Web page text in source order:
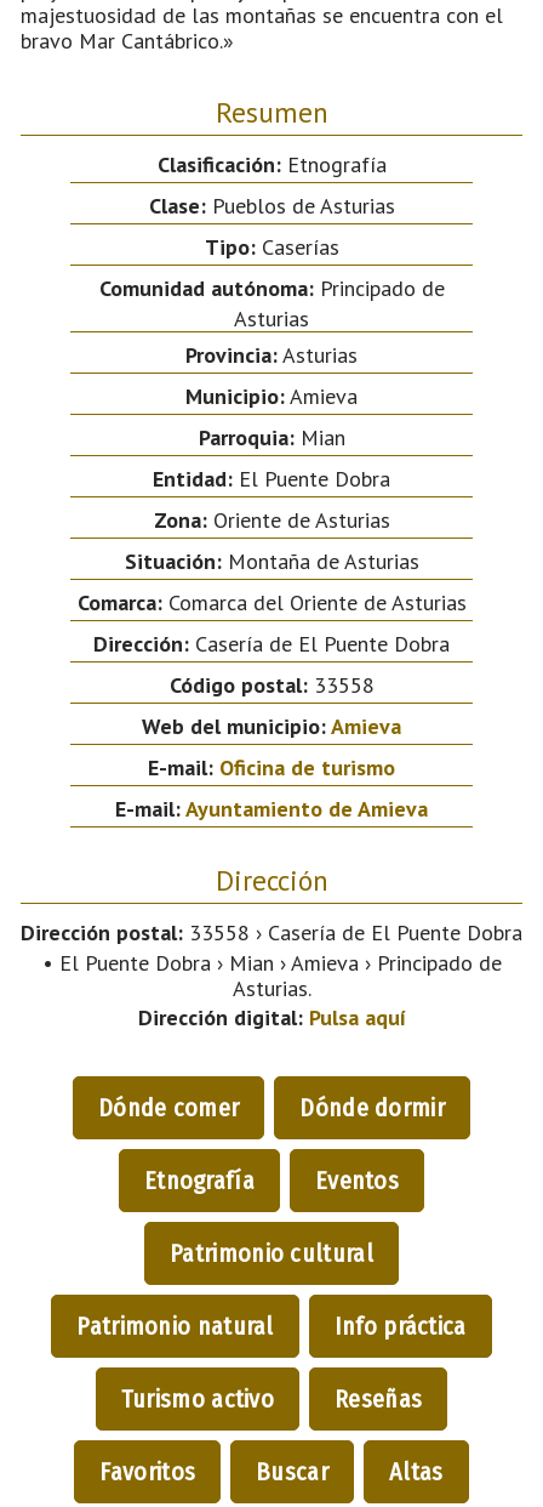
majestuosidad de las montañas se encuentra con el
bravo Mar Cantábrico.»
Resumen
Clasificación:Etnografía
Clase:Pueblos de Asturias
Tipo:Caserías
Comunidad autónoma:Principado de
Asturias
Provincia:Asturias
Municipio:Amieva
Parroquia:Mian
Entidad: El Puente Dobra
Zona:Oriente de Asturias
Situación:Montaña de Asturias
Comarca:Comarca del Oriente de Asturias
Dirección: Casería de El Puente Dobra
Código postal:33558
Web del municipio:Amieva
E-mail: Oficina de turismo
E-mail:Ayuntamiento de Amieva
Dirección
Dirección postal: 33558 › Casería de El Puente Dobra
• El Puente Dobra › Mian › Amieva › Principado de
Asturias.
Dirección digital: Pulsa aquí
Dónde comer Dónde dormir
Etnografía Eventos
Patrimonio cultural
Patrimonio natural Info práctica
Turismo activo Reseñas
Favoritos Buscar Altas